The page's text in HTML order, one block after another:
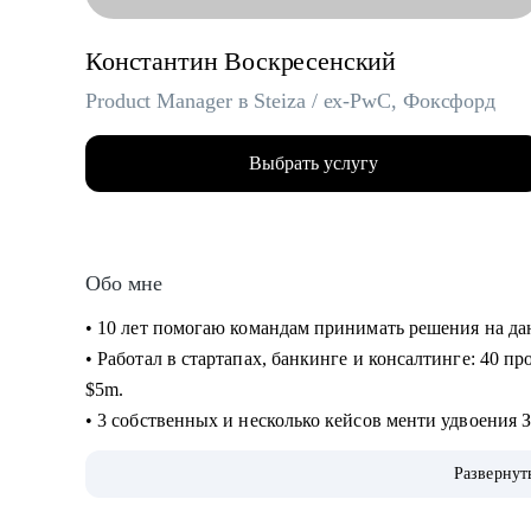
Константин Воскресенский
Product Manager в Steiza / ex-PwC, Фоксфорд
Выбрать услугу
Обо мне
• 10 лет помогаю командам принимать решения на
• Работал в стартапах, банкинге и консалтинге: 40
$5m.
• 3 собственных и несколько кейсов менти
• На ты. Не в легкости, но на чилле. Живу в